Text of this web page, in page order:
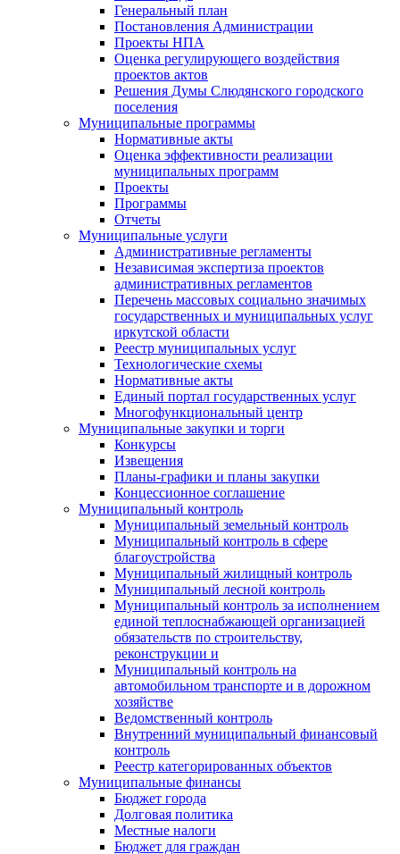
Генеральный план
Постановления Администрации
Проекты НПА
Оценка регулирующего воздействия
проектов актов
Решения Думы Слюдянского городского
поселения
Муниципальные программы
Нормативные акты
Оценка эффективности реализации
муниципальных программ
Проекты
Программы
Отчеты
Муниципальные услуги
Административные регламенты
Независимая экспертиза проектов
административных регламентов
Перечень массовых социально значимых
государственных и муниципальных услуг
иркутской области
Реестр муниципальных услуг
Технологические схемы
Нормативные акты
Единый портал государственных услуг
Многофункциональный центр
Муниципальные закупки и торги
Конкурсы
Извещения
Планы-графики и планы закупки
Концессионное соглашение
Муниципальный контроль
Муниципальный земельный контроль
Муниципальный контроль в сфере
благоустройства
Муниципальный жилищный контроль
Муниципальный лесной контроль
Муниципальный контроль за исполнением
единой теплоснабжающей организацией
обязательств по строительству,
реконструкции и
Муниципальный контроль на
автомобильном транспорте и в дорожном
хозяйстве
Ведомственный контроль
Внутренний муниципальный финансовый
контроль
Реестр категорированных объектов
Муниципальные финансы
Бюджет города
Долговая политика
Местные налоги
Бюджет для граждан